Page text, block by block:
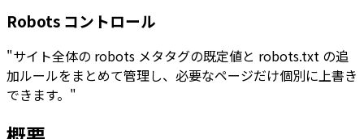
Robots コントロール
"サイト全体の robots メタタグの既定値と robots.txt の追
加ルールをまとめて管理し、必要なページだけ個別に上書き
できます。"